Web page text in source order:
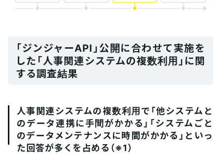
「ジンジャーAPI」公開に合わせて実施を
した「人事関連システムの複数利用」に関
する調査結果
人事関連システムの複数利用で「他システムと
のデータ連携に手間がかかる」「システムごと
のデータメンテナンスに時間がかかる」といっ
た回答が多くを占める（※1）